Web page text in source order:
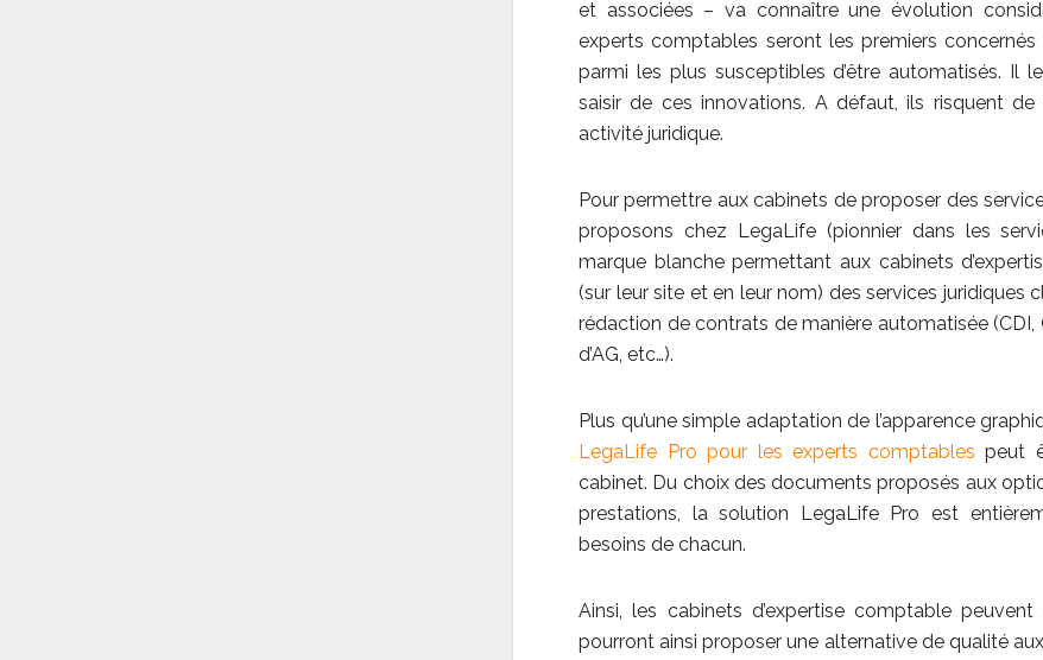
et associées – va connaître une évolution
experts comptables seront les premiers
parmi les plus susceptibles d’être automatisés. Il
saisir de ces innovations. A défaut, ils risquent
activité juridique.
Pour permettre aux cabinets de proposer des
proposons chez LegaLife (pionnier dans les
marque blanche permettant aux cabinets
(sur leur site et en leur nom) des services juridiques
rédaction de contrats de manière automatisée (CDI,
d’AG, etc…).
Plus qu’une simple adaptation de l’apparence
LegaLife Pro pour les experts comptables peut
cabinet. Du choix des documents proposés aux
prestations, la solution LegaLife Pro est
besoins de chacun.
Ainsi, les cabinets d’expertise comptable
pourront ainsi proposer une alternative de qualité